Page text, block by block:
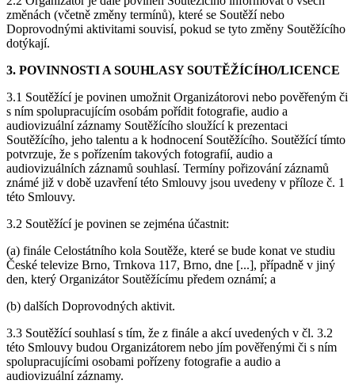
změnách (včetně změny termínů), které se Soutěží nebo
Doprovodnými aktivitami souvisí, pokud se tyto změny Soutěžícího
dotýkají.
3. POVINNOSTI A SOUHLASY SOUTĚŽÍCÍHO/LICENCE
3.1 Soutěžící je povinen umožnit Organizátorovi nebo pověřeným či
s ním spolupracujícím osobám pořídit fotografie, audio a
audiovizuální záznamy Soutěžícího sloužící k prezentaci
Soutěžícího, jeho talentu a k hodnocení Soutěžícího. Soutěžící tímto
potvrzuje, že s pořízením takových fotografií, audio a
audiovizuálních záznamů souhlasí. Termíny pořizování záznamů
známé již v době uzavření této Smlouvy jsou uvedeny v příloze č. 1
této Smlouvy.
3.2 Soutěžící je povinen se zejména účastnit:
(a) finále Celostátního kola Soutěže, které se bude konat ve studiu
České televize Brno, Trnkova 117, Brno, dne [...], případně v jiný
den, který Organizátor Soutěžícímu předem oznámí; a
(b) dalších Doprovodných aktivit.
3.3 Soutěžící souhlasí s tím, že z finále a akcí uvedených v čl. 3.2
této Smlouvy budou Organizátorem nebo jím pověřenými či s ním
spolupracujícími osobami pořízeny fotografie a audio a
audiovizuální záznamy.